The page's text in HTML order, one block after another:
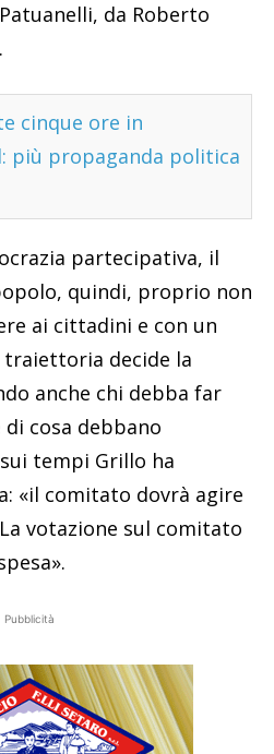
da Roberto
cinque ore in
più propaganda politica
partecipativa, il
quindi, proprio non
ai cittadini e con un
decide la
anche chi debba far
cosa debbano
tempi Grillo ha
«il comitato dovrà agire
votazione sul comitato
Pubblicità